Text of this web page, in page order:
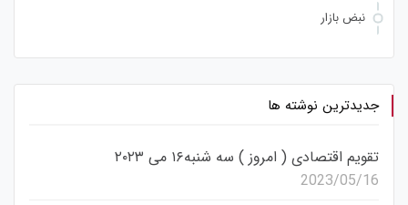
نبض بازار
جدیدترین نوشته ها
تقویم اقتصادی ( امروز ) سه شنبه۱۶ می ۲۰۲۳
2023/05/16